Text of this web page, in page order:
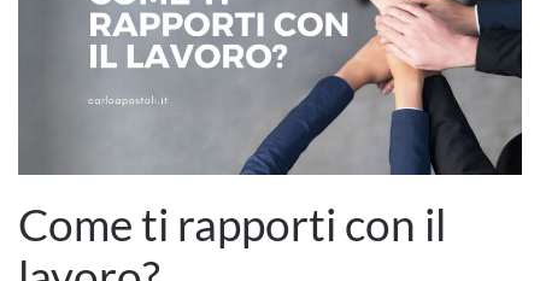
Come ti rapporti con il